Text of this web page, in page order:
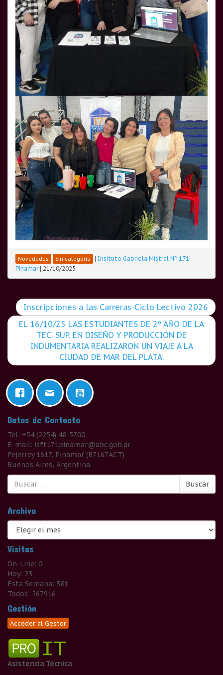
Novedades Sin categoría | Insituto Gabriela Mistral N° 171
Pinamar | 21/10/2025
Inscripciones a las Carreras-Ciclo Lectivo 2026
EL 16/10/25 LAS ESTUDIANTES DE 2º AÑO DE LA
TEC. SUP. EN DISEÑO Y PRODUCCIÓN DE
INDUMENTARIA REALIZARON UN VIAJE A LA
CIUDAD DE MAR DEL PLATA.
Datos de Contacto
Tel: +54 (2254) 48-5700
E-mail: isft171pinamar@abc.gob.ar
Pejerrey 1617, Pinamar (B7167ACT)
Buenos Aires, Argentina
Buscar:
Buscar
Archivo
Archivo
Visitas
On-Line: 0
Hoy: 23
Esta Semana: 381
Todos: 267916
Gestión
Acceder al Gestor
Asistencia Técnica